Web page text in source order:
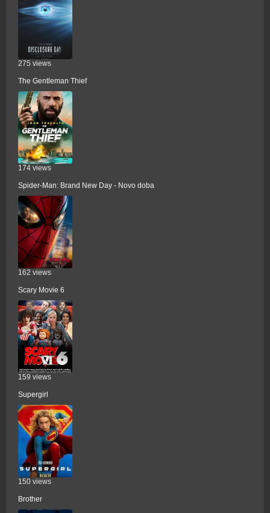
275 views
The Gentleman Thief
174 views
Spider-Man: Brand New Day - Novo doba
162 views
Scary Movie 6
159 views
Supergirl
150 views
Brother